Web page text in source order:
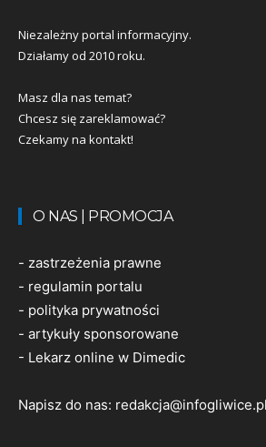
Niezależny portal informacyjny.
Działamy od 2010 roku.
Masz dla nas temat?
Chcesz się zareklamować?
Czekamy na kontakt!
O NAS | PROMOCJA
- zastrzeżenia prawne
- regulamin portalu
- polityka prywatności
- artykuły sponsorowane
- Lekarz online w Dimedic
Napisz do nas: redakcja@infogliwice.pl